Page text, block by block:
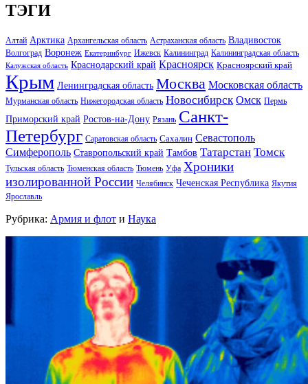
ТЭГИ
Алтай Арктика Архангельская область Астраханская область Владивосток
Волгоград Воронеж Екатеринбург Ижевск Калининград Калининградская область
Калужская область Краснодарский край Красноярск Красноярский край
Крым Ленинградская область Москва Московская область
Мурманская область Нижегородская область Новосибирск Омск Пермь
Приморский край Ростов-на-Дону Рязань Санкт-
Петербург Саратовская область Сахалин Севастополь
Симферополь Ставропольский край Тамбов Татарстан Томск
Тульская область Тюменская область Тюмень Уфа Хроники
изолированной России Челябинск Чеченская Республика Якутия
Ярославль
Рубрика: Армия и флот и Наука